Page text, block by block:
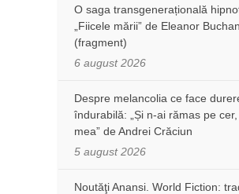
O saga transgenerațională
„Fiicele mării” de Eleanor
(fragment)
6 august 2026
Despre melancolia ce face
îndurabilă: „Și n-ai rămas pe
mea” de Andrei Crăciun
5 august 2026
Noutăţi Anansi. World Fiction: